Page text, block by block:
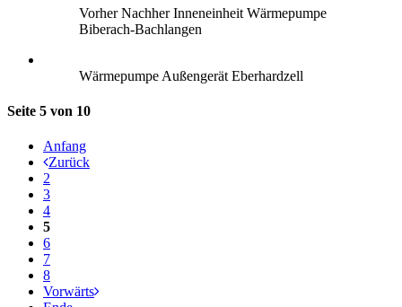
Vorher Nachher Inneneinheit Wärmepumpe
Biberach-Bachlangen
Wärmepumpe Außengerät Eberhardzell
Seite 5 von 10
Anfang
Zurück
2
3
4
5
6
7
8
Vorwärts